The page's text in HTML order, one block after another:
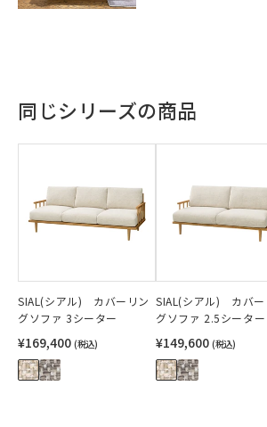
同じシリーズの商品
SIAL(シアル) カバーリン
グソファ 3シーター
¥169,400 (税込)
SIAL(シアル) カバー
グソファ 2.5シーター
¥149,600 (税込)